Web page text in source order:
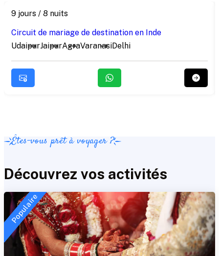
9 jours / 8 nuits
Circuit de mariage de destination en Inde
UdaipurJaipurAgraVaranasiDelhi
Êtes-vous prêt à voyager ?
Découvrez vos activités
Populaire